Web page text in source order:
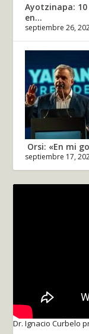
Ayotzinapa:
en...
septiembre 26,
Orsi: «En mi
septiembre 17,
Dr. Ignacio Curbelo